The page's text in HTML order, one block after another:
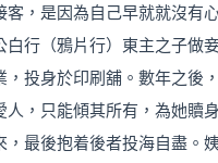
，是因為自己早就就沒有
行（鴉片行）東主之子做
，投身於印刷舖。數年之後
人，只能傾其所有，為她贖
最後抱着後者投海自盡。